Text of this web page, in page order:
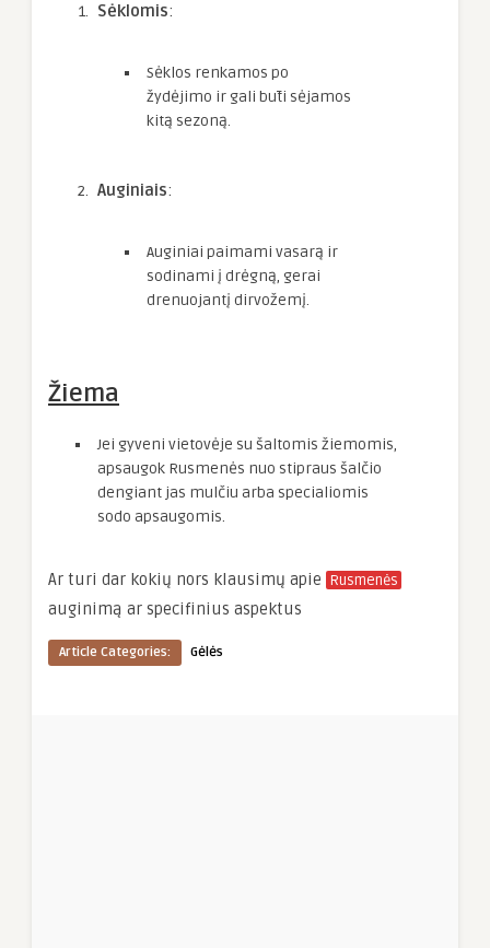
Sėklomis:
Sėklos renkamos po
žydėjimo ir gali būti sėjamos
kitą sezoną.
Auginiais:
Auginiai paimami vasarą ir
sodinami į drėgną, gerai
drenuojantį dirvožemį.
Žiema
Jei gyveni vietovėje su šaltomis žiemomis,
apsaugok Rusmenės nuo stipraus šalčio
dengiant jas mulčiu arba specialiomis
sodo apsaugomis.
Ar turi dar kokių nors klausimų apie Rusmenės
auginimą ar specifinius aspektus
Article Categories: Gėlės